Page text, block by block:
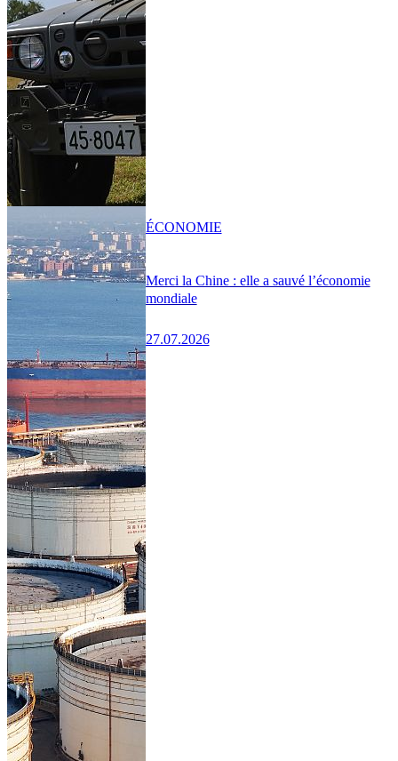
Merci la Chine : elle a sauvé l’économie
mondiale
27.07.2026
ÉCONOMIE